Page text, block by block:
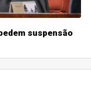
suspensão